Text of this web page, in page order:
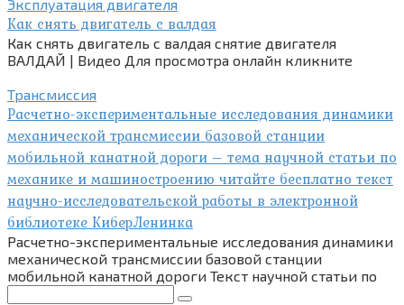
Эксплуатация двигателя
Как снять двигатель с валдая
Как снять двигатель с валдая снятие двигателя
ВАЛДАЙ | Видео Для просмотра онлайн кликните
Трансмиссия
Расчетно-экспериментальные исследования динамики
механической трансмиссии базовой станции
мобильной канатной дороги – тема научной статьи по
механике и машиностроению читайте бесплатно текст
научно-исследовательской работы в электронной
библиотеке КиберЛенинка
Расчетно-экспериментальные исследования динамики
механической трансмиссии базовой станции
мобильной канатной дороги Текст научной статьи по